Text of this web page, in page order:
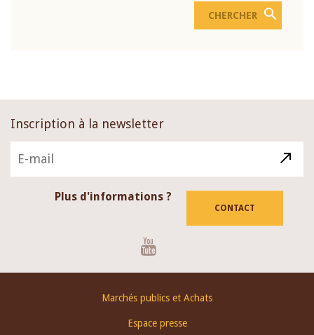
Inscription à la newsletter
Plus d'informations ?
CONTACT
Marchés publics et Achats
Espace presse